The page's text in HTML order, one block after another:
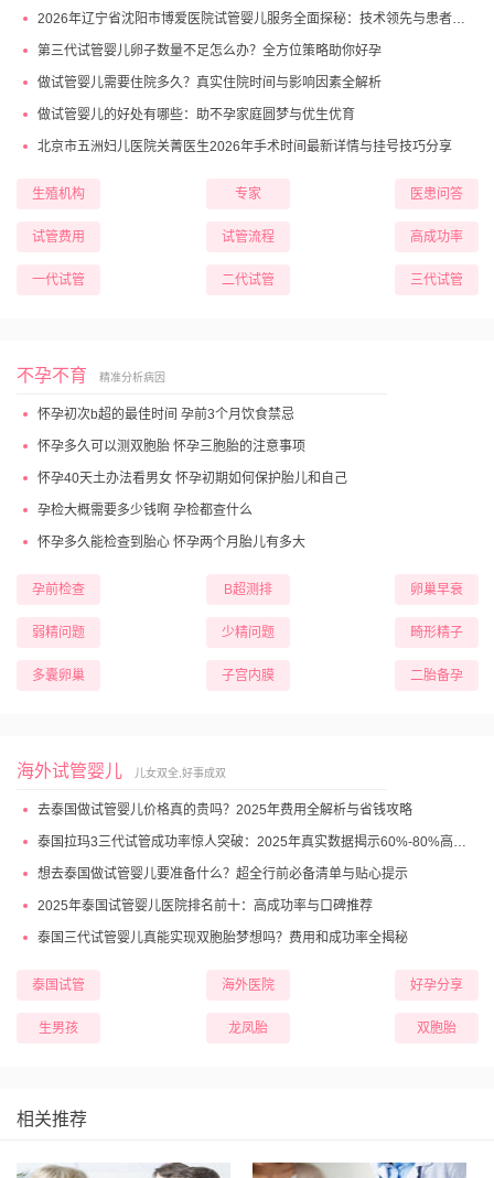
2026年辽宁省沈阳市博爱医院试管婴儿服务全面探秘：技术领先与患者高满意度
第三代试管婴儿卵子数量不足怎么办？全方位策略助你好孕
做试管婴儿需要住院多久？真实住院时间与影响因素全解析
做试管婴儿的好处有哪些：助不孕家庭圆梦与优生优育
北京市五洲妇儿医院关菁医生2026年手术时间最新详情与挂号技巧分享
生殖机构 专家 医患问答
试管费用 试管流程 高成功率
一代试管 二代试管 三代试管
不孕不育 精准分析病因
怀孕初次b超的最佳时间 孕前3个月饮食禁忌
怀孕多久可以测双胞胎 怀孕三胞胎的注意事项
怀孕40天土办法看男女 怀孕初期如何保护胎儿和自己
孕检大概需要多少钱啊 孕检都查什么
怀孕多久能检查到胎心 怀孕两个月胎儿有多大
孕前检查 B超测排 卵巢早衰
弱精问题 少精问题 畸形精子
多囊卵巢 子宫内膜 二胎备孕
海外试管婴儿 儿女双全,好事成双
去泰国做试管婴儿价格真的贵吗？2025年费用全解析与省钱攻略
泰国拉玛3三代试管成功率惊人突破：2025年真实数据揭示60%-80%高成功妊娠率
想去泰国做试管婴儿要准备什么？超全行前必备清单与贴心提示
2025年泰国试管婴儿医院排名前十：高成功率与口碑推荐
泰国三代试管婴儿真能实现双胞胎梦想吗？费用和成功率全揭秘
泰国试管 海外医院 好孕分享
生男孩 龙凤胎 双胞胎
相关推荐